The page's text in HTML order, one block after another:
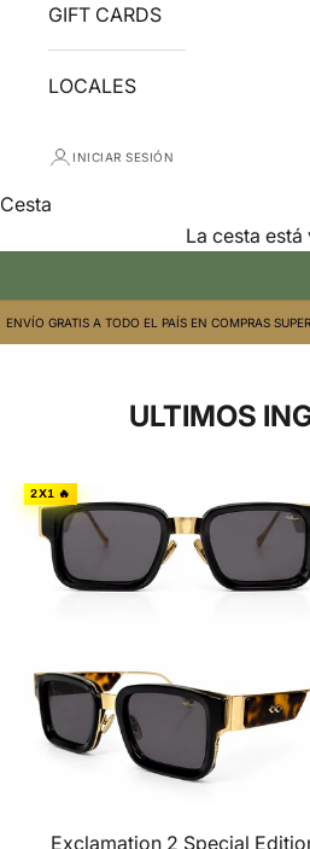
GIFT CARDS
LOCALES
INICIAR SESIÓN
Cesta
La cesta está
ENVÍO GRATIS A TODO EL PAÍS EN COMPRAS
ULTIMOS
2X1 🔥
Exclamation 2 Special